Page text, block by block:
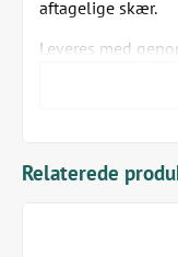
aftagelige skær.
Leveres med
Relaterede